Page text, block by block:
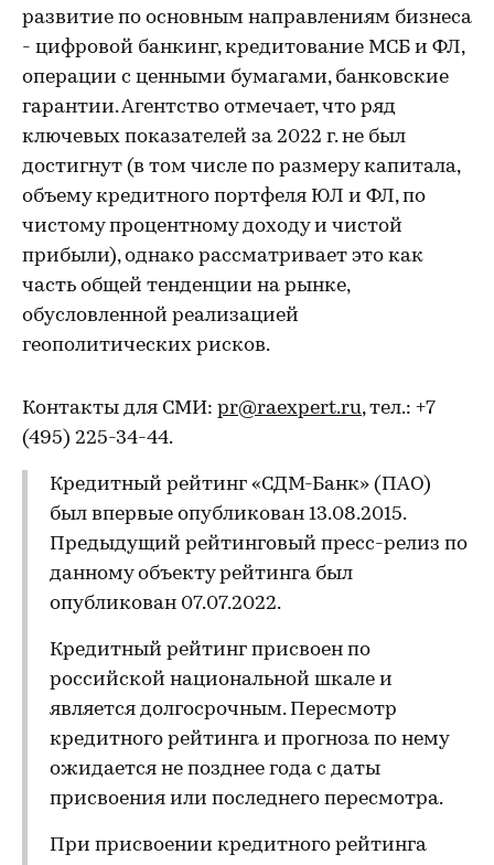
развитие по основным направлениям бизнеса
- цифровой банкинг, кредитование МСБ и ФЛ,
операции с ценными бумагами, банковские
гарантии. Агентство отмечает, что ряд
ключевых показателей за 2022 г. не был
достигнут (в том числе по размеру капитала,
объему кредитного портфеля ЮЛ и ФЛ, по
чистому процентному доходу и чистой
прибыли), однако рассматривает это как
часть общей тенденции на рынке,
обусловленной реализацией
геополитических рисков.
Контакты для СМИ: pr@raexpert.ru, тел.: +7
(495) 225-34-44.
Кредитный рейтинг «СДМ-Банк» (ПАО)
был впервые опубликован 13.08.2015.
Предыдущий рейтинговый пресс-релиз по
данному объекту рейтинга был
опубликован 07.07.2022.
Кредитный рейтинг присвоен по
российской национальной шкале и
является долгосрочным. Пересмотр
кредитного рейтинга и прогноза по нему
ожидается не позднее года с даты
присвоения или последнего пересмотра.
При присвоении кредитного рейтинга